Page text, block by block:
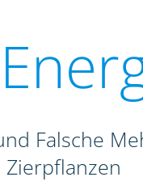
Falsche